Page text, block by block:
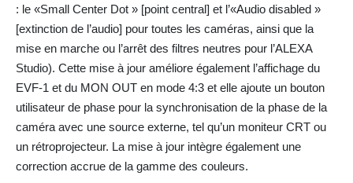
: le «Small Center Dot » [point central] et l’«Audio disabled »
[extinction de l’audio] pour toutes les caméras, ainsi que la
mise en marche ou l’arrêt des filtres neutres pour l’ALEXA
Studio). Cette mise à jour améliore également l’affichage du
EVF-1 et du MON OUT en mode 4:3 et elle ajoute un bouton
utilisateur de phase pour la synchronisation de la phase de la
caméra avec une source externe, tel qu’un moniteur CRT ou
un rétroprojecteur. La mise à jour intègre également une
correction accrue de la gamme des couleurs.